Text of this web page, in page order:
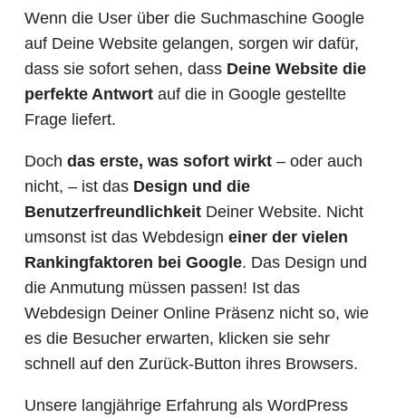
Wenn die User über die Suchmaschine Google
auf Deine Website gelangen, sorgen wir dafür,
dass sie sofort sehen, dass Deine Website die
perfekte Antwort auf die in Google gestellte
Frage liefert.
Doch das erste, was sofort wirkt – oder auch
nicht, – ist das Design und die
Benutzerfreundlichkeit Deiner Website. Nicht
umsonst ist das Webdesign einer der vielen
Rankingfaktoren bei Google. Das Design und
die Anmutung müssen passen! Ist das
Webdesign Deiner Online Präsenz nicht so, wie
es die Besucher erwarten, klicken sie sehr
schnell auf den Zurück-Button ihres Browsers.
Unsere langjährige Erfahrung als WordPress